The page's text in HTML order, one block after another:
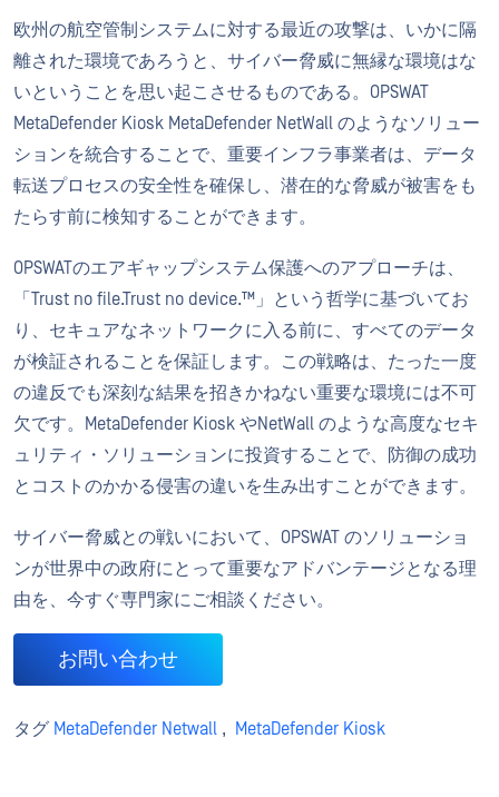
欧州の航空管制システムに対する最近の攻撃は、いかに隔
離された環境であろうと、サイバー脅威に無縁な環境はな
いということを思い起こさせるものである。OPSWAT
MetaDefender Kiosk MetaDefender NetWall のようなソリュー
ションを統合することで、重要インフラ事業者は、データ
転送プロセスの安全性を確保し、潜在的な脅威が被害をも
たらす前に検知することができます。
OPSWATのエアギャップシステム保護へのアプローチは、
「Trust no file.Trust no device.™」という哲学に基づいてお
り、セキュアなネットワークに入る前に、すべてのデータ
が検証されることを保証します。この戦略は、たった一度
の違反でも深刻な結果を招きかねない重要な環境には不可
欠です。MetaDefender Kiosk やNetWall のような高度なセキ
ュリティ・ソリューションに投資することで、防御の成功
とコストのかかる侵害の違いを生み出すことができます。
サイバー脅威との戦いにおいて、OPSWAT のソリューショ
ンが世界中の政府にとって重要なアドバンテージとなる理
由を、今すぐ専門家にご相談ください。
お問い合わせ
タグ MetaDefender Netwall , MetaDefender Kiosk